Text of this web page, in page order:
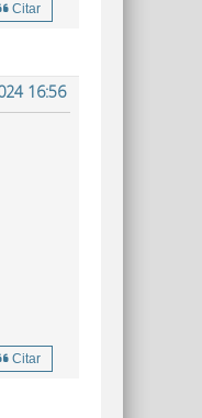
Citar
16:56
Citar